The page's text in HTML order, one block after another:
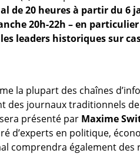
de 20 heures à partir du 6
20h-22h – en
leaders historiques sur
la plupart des chaînes
des journaux traditionnels de
présenté par Maxime
d’experts en politique,
comprendra également des